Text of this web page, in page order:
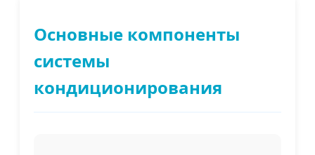
Основные компоненты
системы
кондиционирования